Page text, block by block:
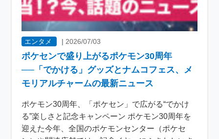
エンタメ | 2026/07/03
ポケセンで盛り上がるポケモン30周年
──「でかける」グッズとナムコフェス、メ
モリアルチャームの最新ニュース
ポケモン30周年、「ポケセン」で広がる“でかけ
る”楽しさと記念キャンペーン ポケモン30周年を
迎えた今年、全国のポケモンセンター（ポケセ